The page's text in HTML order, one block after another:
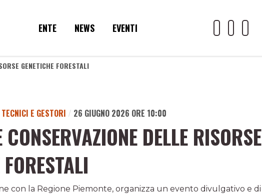
ENTE NEWS EVENTI
GENETICHE FORESTALI
E GESTORI / 26 GIUGNO 2026 ORE 10:00
CONSERVAZIONE DELLE RISORSE
con la Regione Piemonte, organizza un evento divulgativo e di